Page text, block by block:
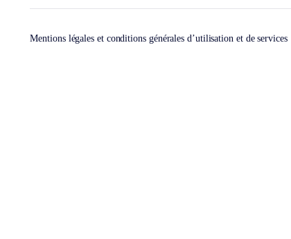
Mentions légales et conditions générales d’utilisation et de services